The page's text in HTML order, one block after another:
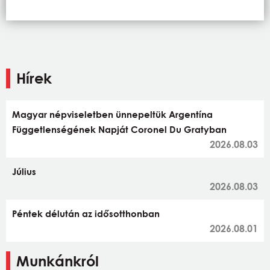
Hírek
Magyar népviseletben ünnepeltük Argentína
Függetlenségének Napját Coronel Du Gratyban
2026.08.03
Július
2026.08.03
Péntek délután az idősotthonban
2026.08.01
Munkánkról